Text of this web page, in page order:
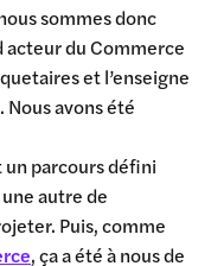
sommes donc
du Commerce
et l’enseigne
avons été
un parcours défini
autre de
Puis, comme
, ça a été à nous de